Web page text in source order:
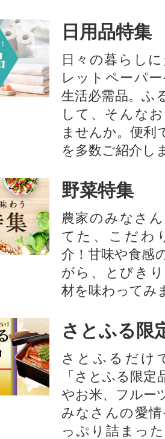
日用品特集
日々の暮らし
レットペーパ
生活必需品。ふ
して、そんな
ませんか。便利
を多数ご紹介し
野菜特集
農家のみなさ
てた、こだわ
介！甘味や食感
がら、とびき
材を味わってみ
さとふる限
さとふるだけ
「さとふる限
やお米、フルー
みなさんの愛
っぷり詰まっ